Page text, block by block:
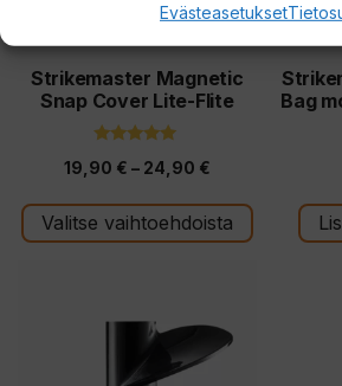
Evästeasetukset
Strikemaster Magnetic
Snap Cover Lite-Flite
5:stä
19,90 € – 24,90 €Hintaluokka:
-
Valitse vaihtoehdoista
valinnat
tuotteen
sivulla.
Bag